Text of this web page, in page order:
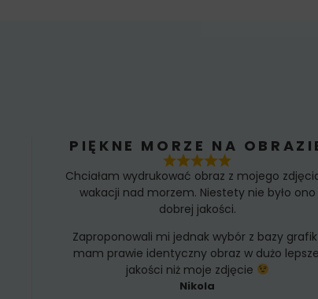
PIĘKNE MORZE NA
Chciałam wydrukować obraz z mojego
wakacji nad morzem. Niestety nie było ono
dobrej jakości.
Zaproponowali mi jednak wybór z bazy
mam prawie identyczny obraz w dużo
jakości niż moje zdjęcie
Nikola